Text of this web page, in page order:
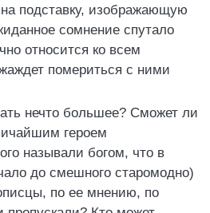
подставку, изображающую
сомнение спутало
относится ко всем
помериться с ними
нечто большее? Сможет ли
героем
называли богом, что в
до смешного старомодно)
по ее мнению, по